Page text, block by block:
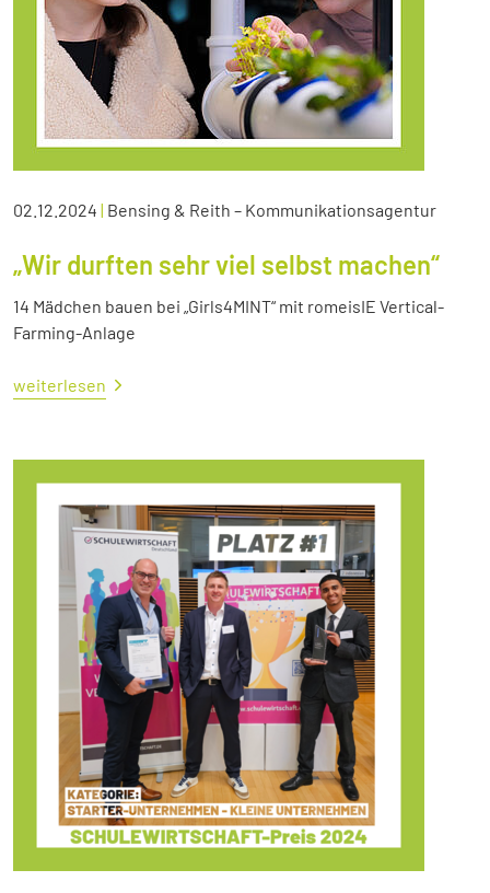
02.12.2024 | Bensing & Reith – Kommunikationsagentur
„Wir durften sehr viel selbst machen“
14 Mädchen bauen bei „Girls4MINT“ mit romeisIE Vertical-
Farming-Anlage
weiterlesen